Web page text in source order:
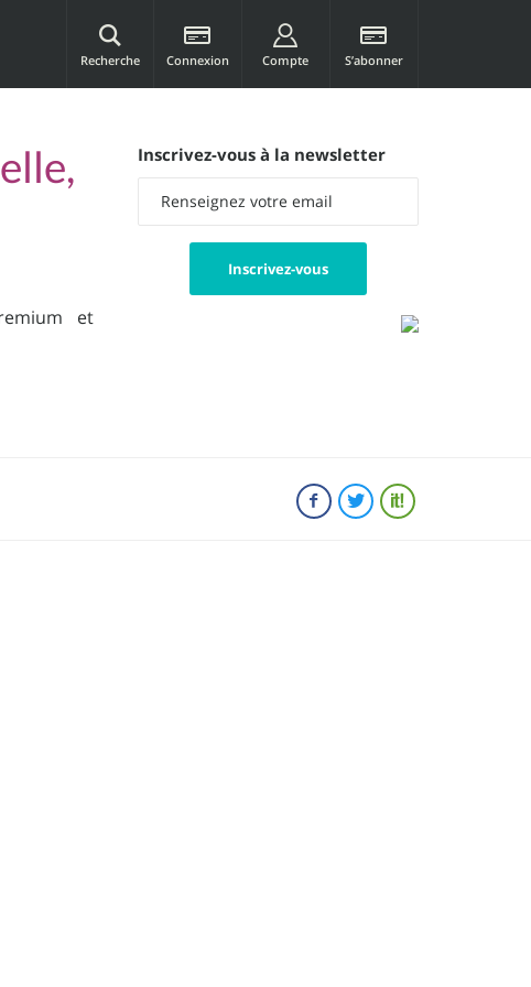
Recherche Connexion Compte S’abonner
et
Inscrivez-vous à la newsletter